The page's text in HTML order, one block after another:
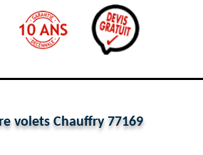
volets Chauffry 77169